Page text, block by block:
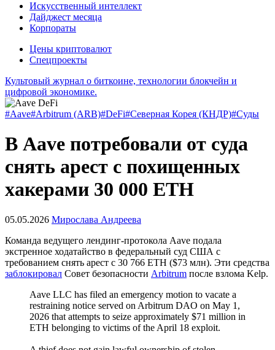
Искусственный интеллект
Дайджест месяца
Корпораты
Цены криптовалют
Спецпроекты
Культовый журнал о биткоине, технологии блокчейн и
цифровой экономике.
#Aave#Arbitrum (ARB)#DeFi#Северная Корея (КНДР)#Суды
В Aave потребовали от суда
снять арест с похищенных
хакерами 30 000 ETH
05.05.2026 Мирослава Андреева
Команда ведущего лендинг-протокола Aave подала
экстренное ходатайство в федеральный суд США с
требованием снять арест с 30 766 ETH ($73 млн). Эти средства
заблокировал Совет безопасности Arbitrum после взлома Kelp.
Aave LLC has filed an emergency motion to vacate a
restraining notice served on Arbitrum DAO on May 1,
2026 that attempts to seize approximately $71 million in
ETH belonging to victims of the April 18 exploit.